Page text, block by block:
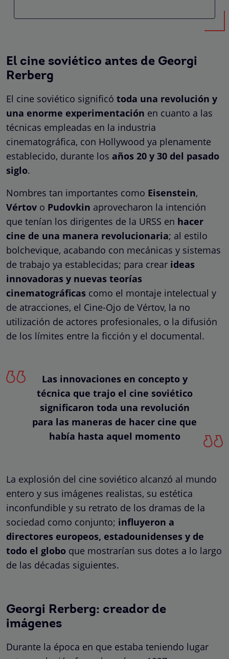
El cine soviético antes de Georgi
Rerberg
El cine soviético significó toda una revolución y
una enorme experimentación en cuanto a las
técnicas empleadas en la industria
cinematográfica, con Hollywood ya plenamente
establecido, durante los años 20 y 30 del pasado
siglo.
Nombres tan importantes como Eisenstein,
Vértov o Pudovkin aprovecharon la intención
que tenían los dirigentes de la URSS en hacer
cine de una manera revolucionaria; al estilo
bolchevique, acabando con mecánicas y sistemas
de trabajo ya establecidas; para crear ideas
innovadoras y nuevas teorías
cinematográficas como el montaje intelectual y
de atracciones, el Cine-Ojo de Vértov, la no
utilización de actores profesionales, o la difusión
de los límites entre la ficción y el documental.
Las innovaciones en concepto y
técnica que trajo el cine soviético
significaron toda una revolución
para las maneras de hacer cine que
había hasta aquel momento
La explosión del cine soviético alcanzó al mundo
entero y sus imágenes realistas, su estética
inconfundible y su retrato de los dramas de la
sociedad como conjunto; influyeron a
directores europeos, estadounidenses y de
todo el globo que mostrarían sus dotes a lo largo
de las décadas siguientes.
Georgi Rerberg: creador de
imágenes
Durante la época en que estaba teniendo lugar